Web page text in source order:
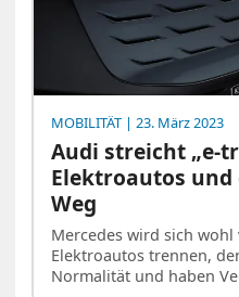
MOBILITÄT | 23. März 2023
Audi streicht „e-
Elektroautos
Weg
Mercedes wird sich
Elektroautos trennen,
Normalität und haben